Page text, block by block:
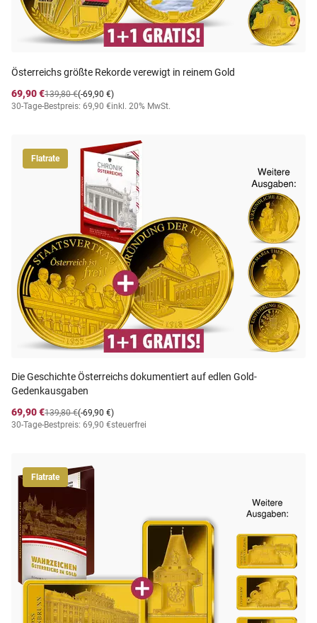
Österreichs größte Rekorde verewigt in reinem Gold
69,90 €
(-69,90 €)
139,80 €
30-Tage-Bestpreis: 69,90 €inkl. 20% MwSt.
Flatrate
Die Geschichte Österreichs dokumentiert auf edlen Gold-
Gedenkausgaben
69,90 €
(-69,90 €)
139,80 €
30-Tage-Bestpreis: 69,90 €steuerfrei
Flatrate